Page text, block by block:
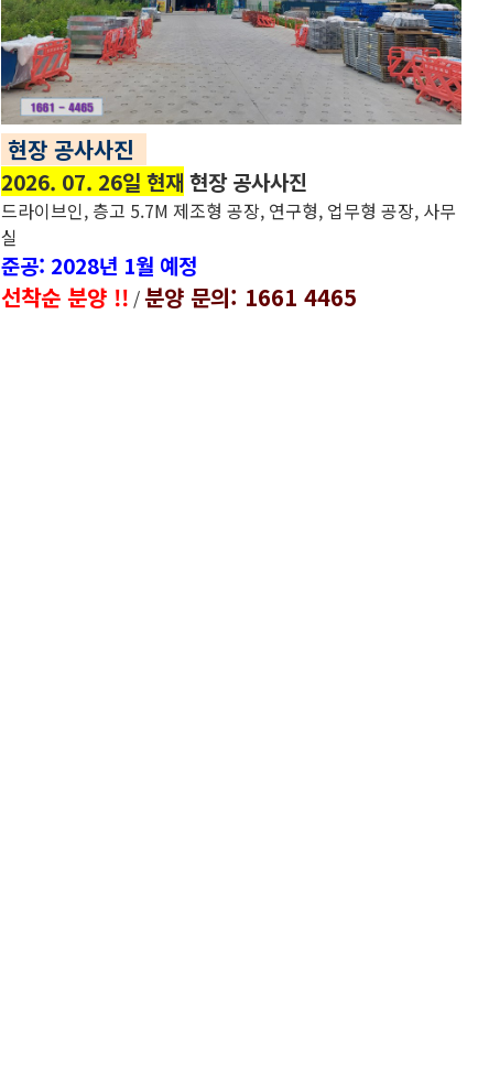
현장 공사사진
2026. 07. 26일 현재 현장 공사사진
드라이브인, 층고 5.7M 제조형 공장, 연구형, 업무형 공장, 사무
실
준공: 2028년 1월 예정
선착순 분양 !! /분양 문의: 1661 4465